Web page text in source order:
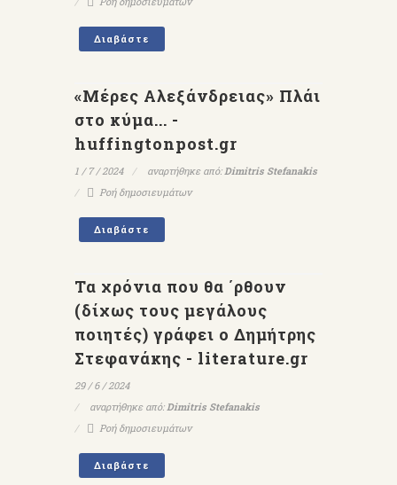
Διαβάστε
«Μέρες Αλεξάνδρειας» Πλάι
στο κύμα... -
huffingtonpost.gr
1 / 7 / 2024 αναρτήθηκε από:Dimitris Stefanakis
Ροή δημοσιευμάτων
Διαβάστε
Τα χρόνια που θα ΄ρθουν
(δίχως τους μεγάλους
ποιητές) γράφει ο Δημήτρης
Στεφανάκης - literature.gr
29 / 6 / 2024
αναρτήθηκε από:Dimitris Stefanakis
Ροή δημοσιευμάτων
Διαβάστε